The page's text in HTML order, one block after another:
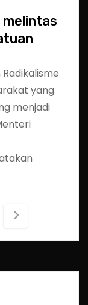
melintas
yang
menjadi